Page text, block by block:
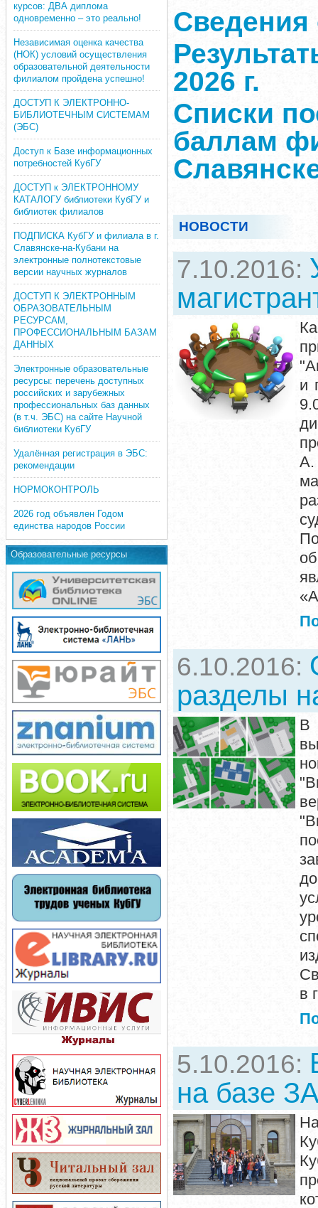
курсов: ДВА диплома
одновременно – это реально!
Независимая оценка качества
(НОК) условий осуществления
образовательной деятельности
филиалом пройдена успешно!
ДОСТУП К ЭЛЕКТРОННО-
БИБЛИОТЕЧНЫМ СИСТЕМАМ
(ЭБС)
Доступ к Базе информационных
потребностей КубГУ
ДОСТУП к ЭЛЕКТРОННОМУ
КАТАЛОГУ библиотеки КубГУ и
библиотек филиалов
ПОДПИСКА КубГУ и филиала в г.
Славянске-на-Кубани на
электронные полнотекстовые
версии научных журналов
ДОСТУП К ЭЛЕКТРОННЫМ
ОБРАЗОВАТЕЛЬНЫМ
РЕСУРСАМ,
ПРОФЕССИОНАЛЬНЫМ БАЗАМ
ДАННЫХ
Электронные образовательные
ресурсы: перечень доступных
российских и зарубежных
профессиональных баз данных
(в т.ч. ЭБС) на сайте Научной
библиотеки КубГУ
Удалённая регистрация в ЭБС:
рекомендации
НОРМОКОНТРОЛЬ
2026 год объявлен Годом
единства народов России
Образовательные ресурсы
Сведения
2026 г.
Списки
баллам
НОВОСТИ
7.10.2016:
и
А.
6.10.2016:
разделы
В
в
5.10.2016:
на базе